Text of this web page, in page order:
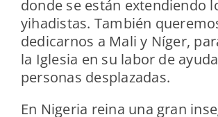
donde se están extendiendo
yihadistas. También
dedicarnos a Mali y Níger,
la Iglesia en su labor de
personas desplazadas.
En Nigeria reina una gran